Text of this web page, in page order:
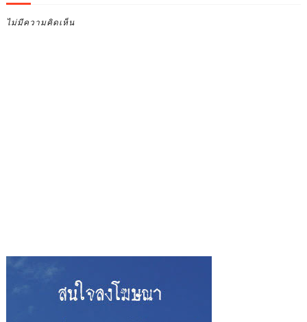
ไม่มีความคิดเห็น